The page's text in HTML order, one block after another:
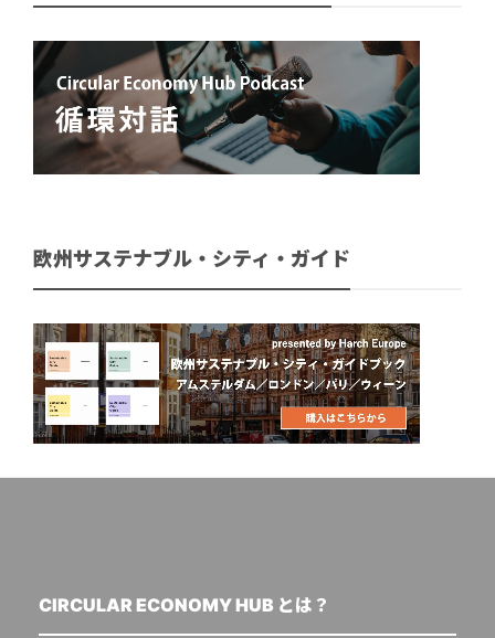
欧州サステナブル・シティ・ガイド
CIRCULAR ECONOMY HUB とは？